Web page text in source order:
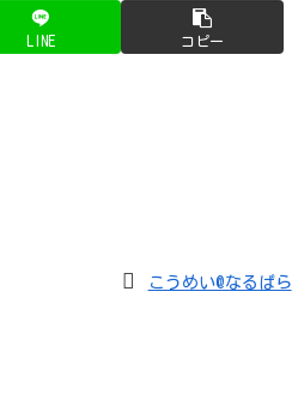
LINE コピー
こうめい@なるぱら